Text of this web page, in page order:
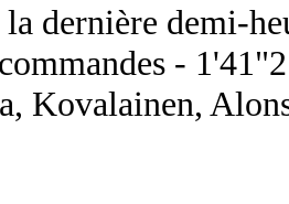
la dernière demi-
-
Kovalainen,